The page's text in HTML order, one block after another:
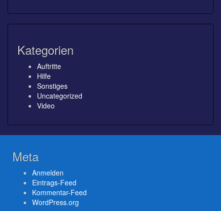
Kategorien
Auftritte
Hilfe
Sonstiges
Uncategorized
Video
Meta
Anmelden
Eintrags-Feed
Kommentar-Feed
WordPress.org